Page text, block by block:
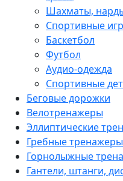
Шахматы,
Спортивные
Баскетбол
Футбол
Аудио-одежда
Спортивные
Беговые дорожки
Велотренажеры
Эллиптические
Гребные тренажеры
Горнолыжные
Гантели, штанги,